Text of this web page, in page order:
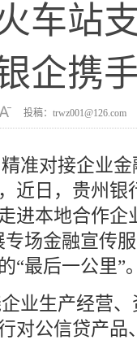
车站
企携
投稿：trwz001@126.com
准对接企业
近日，贵州银
进本地合作企
场金融宣传
“最后一公里”
业生产经营
对公信贷产品